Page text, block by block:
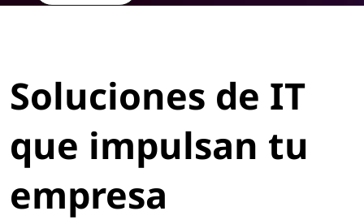
Soluciones de IT
que impulsan tu
empresa